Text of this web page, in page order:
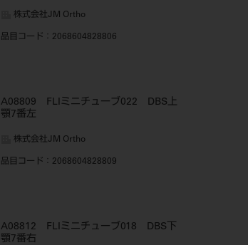
株式会社JM Ortho
品目コード ：2068604828806
A08809 FLIミニチューブ022 DBS上
顎7番左
株式会社JM Ortho
品目コード ：2068604828809
A08812 FLIミニチューブ018 DBS下
顎7番右